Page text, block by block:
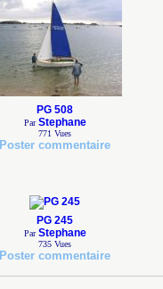
PG 508
ParStephane
771 Vues
Poster commentaire
PG 245
ParStephane
735 Vues
Poster commentaire